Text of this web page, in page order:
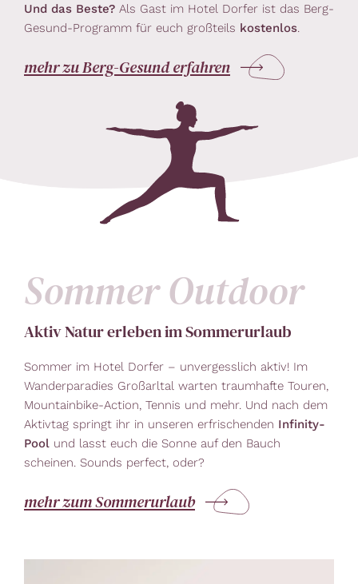
Und das Beste? Als Gast im Hotel Dorfer ist das Berg-
Gesund-Programm für euch großteils kostenlos.
mehr zu Berg-Gesund erfahren
Sommer Outdoor
Aktiv Natur erleben im Sommerurlaub
Sommer im Hotel Dorfer – unvergesslich aktiv! Im
Wanderparadies Großarltal warten traumhafte Touren,
Mountainbike-Action, Tennis und mehr. Und nach dem
Aktivtag springt ihr in unseren erfrischenden Infinity-
Pool und lasst euch die Sonne auf den Bauch
scheinen. Sounds perfect, oder?
mehr zum Sommerurlaub